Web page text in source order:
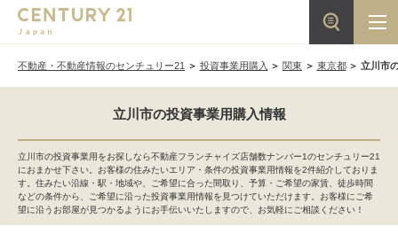
不動産・不動産情報のセンチュリー21 投資事業用購入 関東 東京都 立川市
立川市の投資事業用購入情報
立川市の投資事業用をお探しなら不動産フランチャイズ店舗数ナンバー1のセンチュリー21
におまかせ下さい。お客様の住みたいエリア・条件の投資事業用情報を2件紹介しておりま
す。住みたい沿線・駅・地域や、ご希望に合った間取り、予算・ご希望の家賃、徒歩時間
などの条件から、ご希望に沿った投資事業用情報を見つけていただけます。お客様にご希
望に沿うお部屋が見つかるようにお手伝いいたしますので、お気軽にご相談ください！